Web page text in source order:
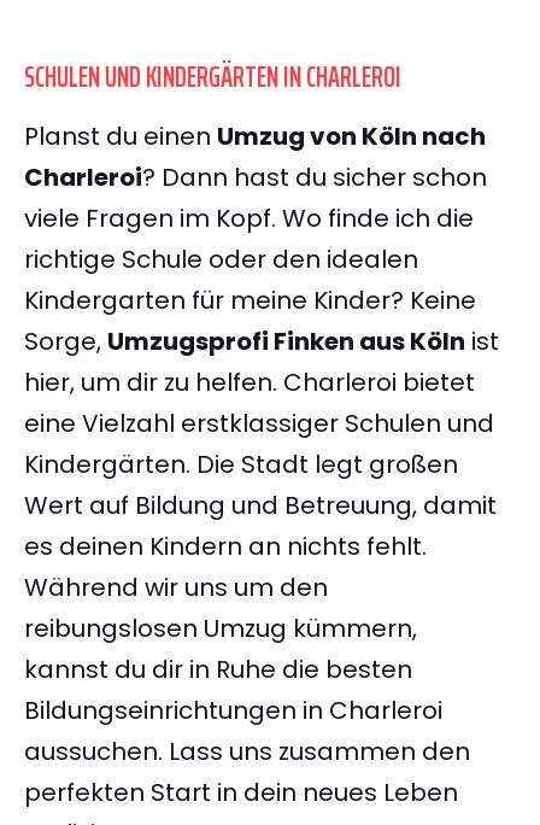
SCHULEN UND KINDERGÄRTEN IN CHARLEROI
Planst du einen Umzug von Köln nach
Charleroi? Dann hast du sicher schon
viele Fragen im Kopf. Wo finde ich die
richtige Schule oder den idealen
Kindergarten für meine Kinder? Keine
Sorge, Umzugsprofi Finken aus Köln ist
hier, um dir zu helfen. Charleroi bietet
eine Vielzahl erstklassiger Schulen und
Kindergärten. Die Stadt legt großen
Wert auf Bildung und Betreuung, damit
es deinen Kindern an nichts fehlt.
Während wir uns um den
reibungslosen Umzug kümmern,
kannst du dir in Ruhe die besten
Bildungseinrichtungen in Charleroi
aussuchen. Lass uns zusammen den
perfekten Start in dein neues Leben